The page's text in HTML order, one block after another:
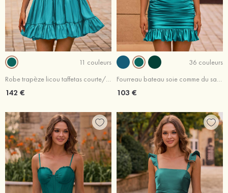
11 couleurs
Robe trapèze licou taffetas courte/mini robe de fête de la rentré avec perles trou de serrure
142 €
36 couleurs
Fourreau bateau soie comme du satin courte/mini robe de fête de la rentré avec plissé volants
103 €